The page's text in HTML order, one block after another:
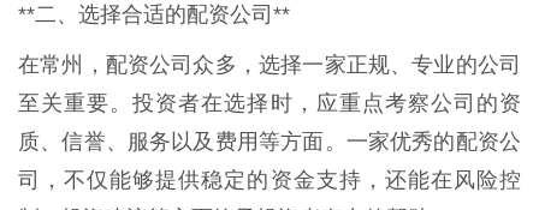
**二、选择合适的配资公司**
在常州，配资公司众多，选择一家正规、专业的公司
至关重要。投资者在选择时，应重点考察公司的资
质、信誉、服务以及费用等方面。一家优秀的配资公
司，不仅能够提供稳定的资金支持，还能在风险控